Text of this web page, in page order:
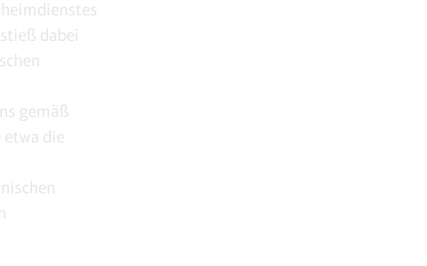
dabei
gemäß
etwa die